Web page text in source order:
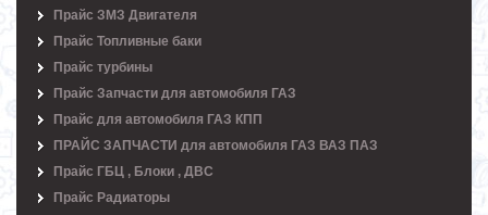
Прайс ЗМЗ Двигателя
Прайс Топливные баки
Прайс турбины
Прайс Запчасти для автомобиля ГАЗ
Прайс для автомобиля ГАЗ КПП
ПРАЙС ЗАПЧАСТИ для автомобиля ГАЗ ВАЗ ПАЗ
Прайс ГБЦ , Блоки , ДВС
Прайс Радиаторы